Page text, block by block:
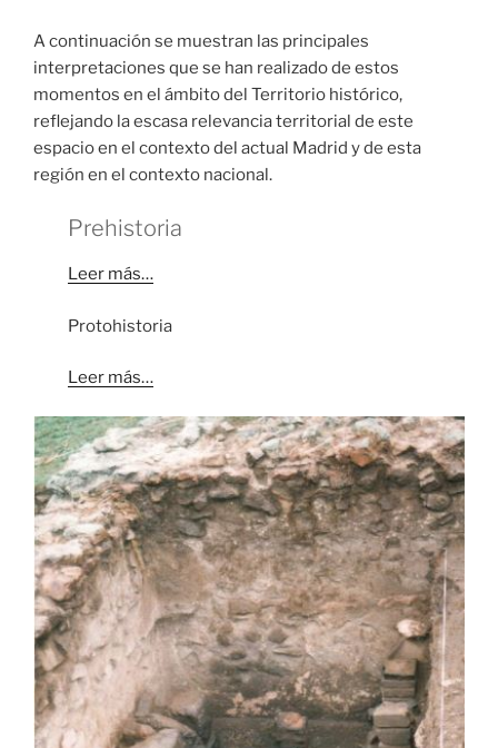
A continuación se muestran las principales
interpretaciones que se han realizado de estos
momentos en el ámbito del Territorio histórico,
reflejando la escasa relevancia territorial de este
espacio en el contexto del actual Madrid y de esta
región en el contexto nacional.
Prehistoria
Leer más…
Protohistoria
Leer más…